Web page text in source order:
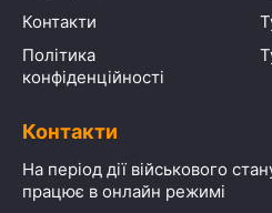
Контакти
Політика
конфіденційності
Контакти
На період дії військового
працює в онлайн режимі